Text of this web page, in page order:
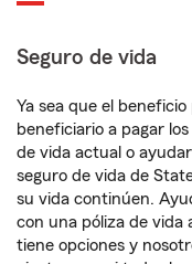
Seguro de vida
Ya sea que el
beneficiario a pagar
de vida actual o
seguro de vida de
su vida continúen.
con una póliza de vida
tiene opciones y